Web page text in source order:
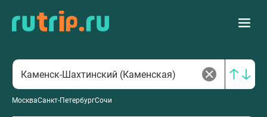
МоскваСанкт-ПетербургСочи